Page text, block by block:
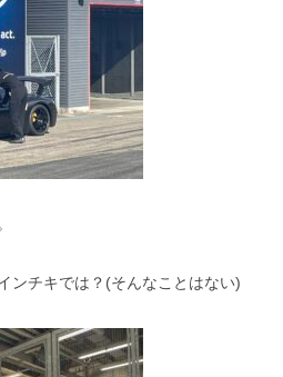
ンチキでは？(そんなことはない)